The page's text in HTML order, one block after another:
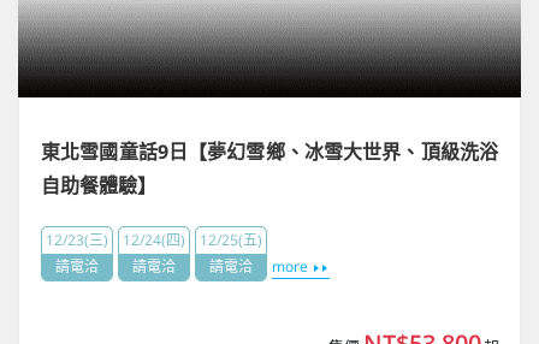
東北雪國童話9日【夢幻雪鄉、冰雪大世界、頂級洗浴
自助餐體驗】
12/23(三)
請電洽
12/24(四)
請電洽
12/25(五)
請電洽
more